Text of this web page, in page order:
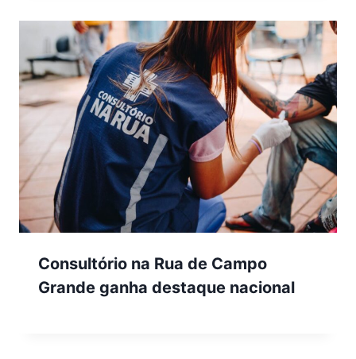
Consultório na Rua de Campo
Grande ganha destaque nacional